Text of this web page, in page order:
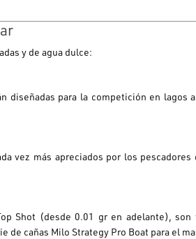
y de agua dulce:
diseñadas para la competición en lagos
vez más apreciados por los
Shot (desde 0.01 gr en adelante), son
de cañas Milo Strategy Pro Boat para el